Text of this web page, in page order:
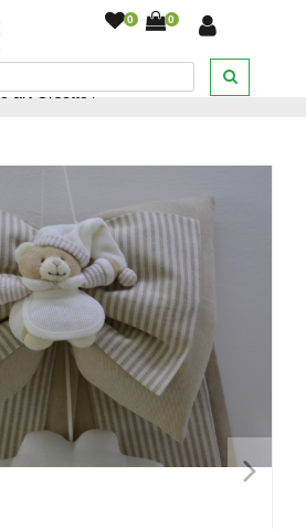
0 0
/Fiocchi/Fiocco nascita di Emy
art Orsetto/
>